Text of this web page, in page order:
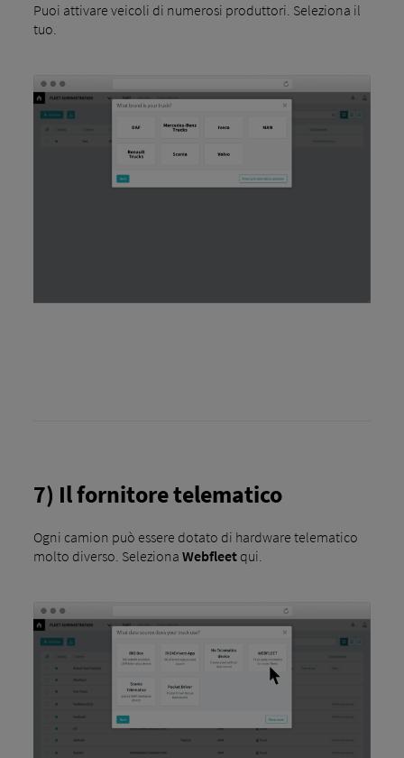
Puoi attivare veicoli di numerosi produttori. Seleziona il
tuo.
7) Il fornitore telematico
Ogni camion può essere dotato di hardware telematico
molto diverso. Seleziona Webfleetqui.